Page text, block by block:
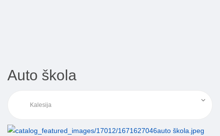
Auto škola